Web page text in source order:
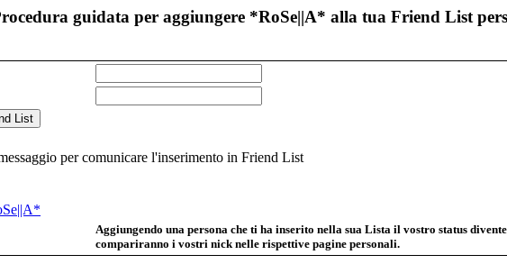
guidata per aggiungere *RoSe||A* alla tua Friend List
per comunicare l'inserimento in Friend List
Aggiungendo una persona che ti ha inserito nella sua Lista il vostro status
compariranno i vostri nick nelle rispettive pagine personali.